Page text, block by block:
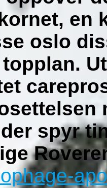
en
oslo
spyr